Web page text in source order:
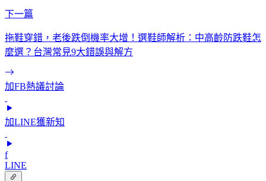
下一篇
拖鞋穿錯，老後跌倒機率大增！選鞋師解析：中高齡防跌鞋怎
麼選？台灣常見9大錯誤與解方
加FB熱議討論
加LINE獲新知
f
LINE